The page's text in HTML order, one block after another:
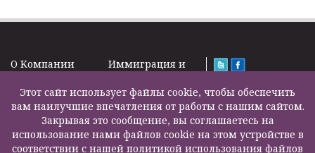
O Kомпании
Подписка на
новости
Задать вопрос
Карта сайта
Контакты
Иммиграция и
Налоги и пенсии
Бизнес услуги
Недвижимость
Образование
Страхование
2000 – 2026©
Этот сайт использует файлы cookie, чтобы обеспечить
вам наилучшие впечатления от работы с нашим сайтом.
Закрывая это сообщение, вы соглашаетесь на
использование нами файлов cookie на этом устройстве в
соответствии с нашей политикой использования файлов